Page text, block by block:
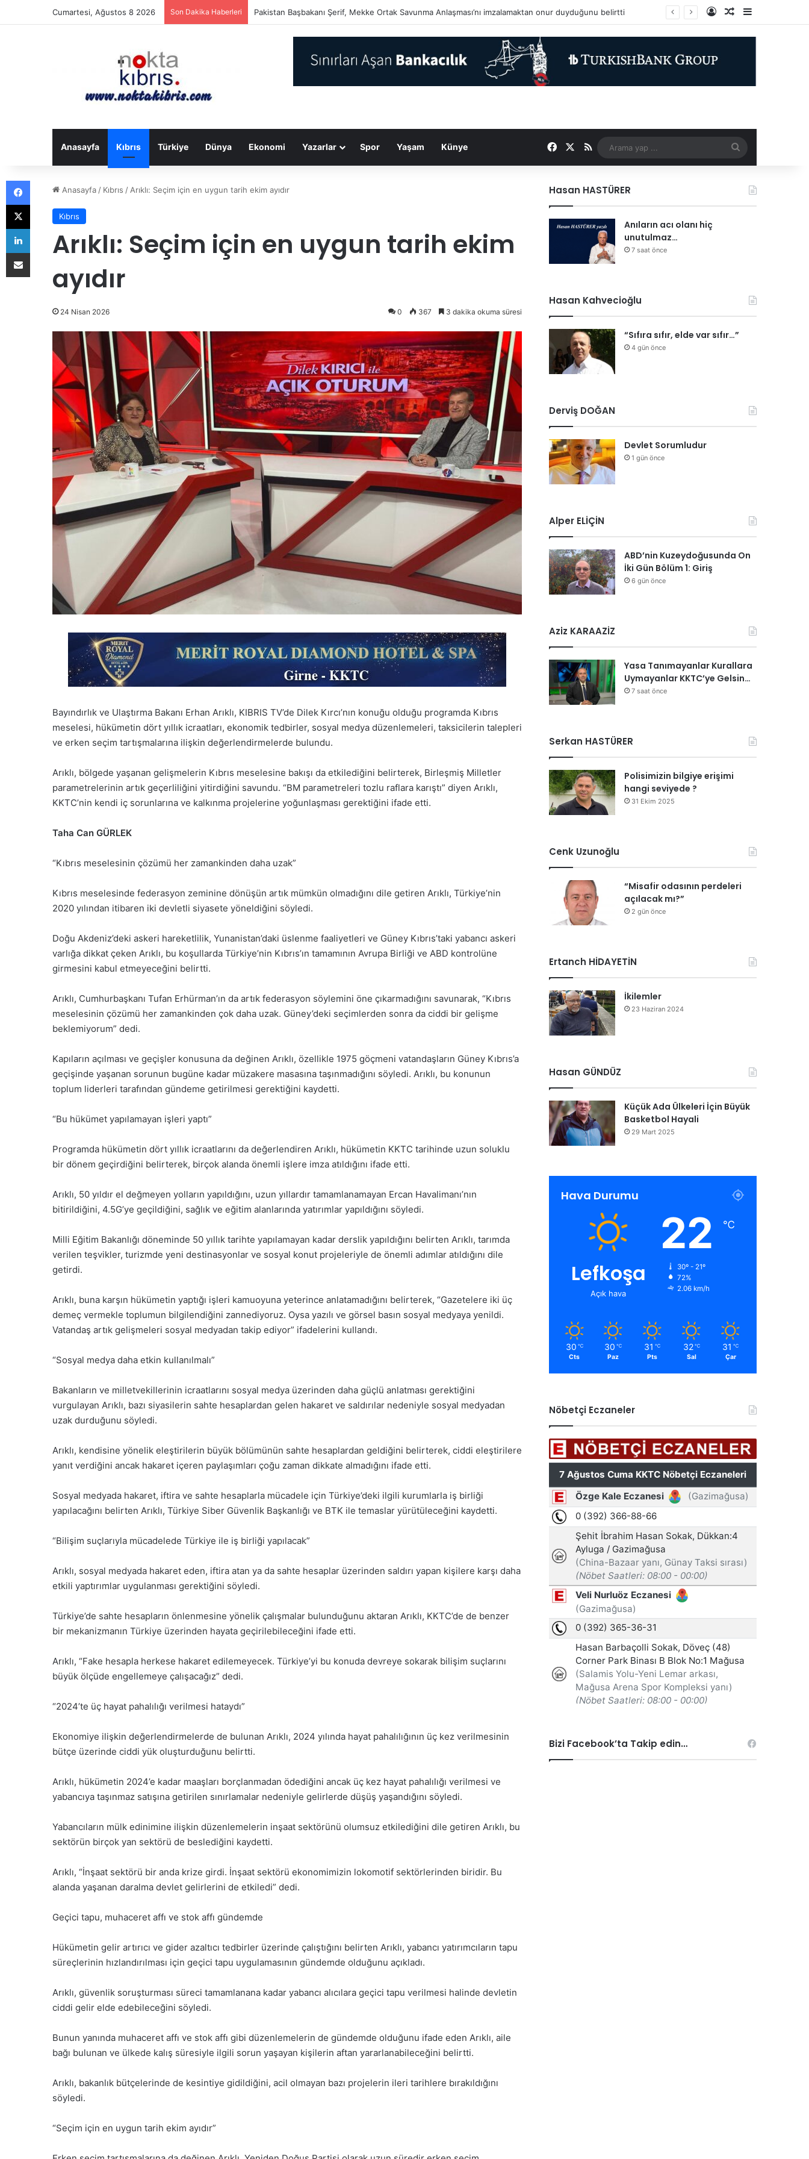
Cumartesi, Ağustos 8 2026 Son Dakika Haberleri Anıların acı olanı hiç unutulmaz… Kayıt OlRastgele Makale
Anasayfa Kıbrıs Türkiye Dünya Ekonomi Yazarlar Spor Yaşam Künye FacebookRSS
yap
Anasayfa / Kıbrıs / Arıklı: Seçim için en uygun tarih ekim ayıdır
Kıbrıs
Arıklı: Seçim için en uygun tarih ekim
ayıdır
24 Nisan 2026 0 367 3 dakika okuma süresi
Bayındırlık ve Ulaştırma Bakanı Erhan Arıklı, KIBRIS TV’de Dilek Kırcı’nın konuğu olduğu programda Kıbrıs
meselesi, hükümetin dört yıllık icraatları, ekonomik tedbirler, sosyal medya düzenlemeleri, taksicilerin talepleri
ve erken seçim tartışmalarına ilişkin değerlendirmelerde bulundu.
Arıklı, bölgede yaşanan gelişmelerin Kıbrıs meselesine bakışı da etkilediğini belirterek, Birleşmiş Milletler
parametrelerinin artık geçerliliğini yitirdiğini savundu. “BM parametreleri tozlu raflara karıştı” diyen Arıklı,
KKTC’nin kendi iç sorunlarına ve kalkınma projelerine yoğunlaşması gerektiğini ifade etti.
Taha Can GÜRLEK
“Kıbrıs meselesinin çözümü her zamankinden daha uzak”
Kıbrıs meselesinde federasyon zeminine dönüşün artık mümkün olmadığını dile getiren Arıklı, Türkiye’nin
2020 yılından itibaren iki devletli siyasete yöneldiğini söyledi.
Doğu Akdeniz’deki askeri hareketlilik, Yunanistan’daki üslenme faaliyetleri ve Güney Kıbrıs’taki yabancı askeri
varlığa dikkat çeken Arıklı, bu koşullarda Türkiye’nin Kıbrıs’ın tamamının Avrupa Birliği ve ABD kontrolüne
girmesini kabul etmeyeceğini belirtti.
Arıklı, Cumhurbaşkanı Tufan Erhürman’ın da artık federasyon söylemini öne çıkarmadığını savunarak, “Kıbrıs
meselesinin çözümü her zamankinden çok daha uzak. Güney’deki seçimlerden sonra da ciddi bir gelişme
beklemiyorum” dedi.
Kapıların açılması ve geçişler konusuna da değinen Arıklı, özellikle 1975 göçmeni vatandaşların Güney Kıbrıs’a
geçişinde yaşanan sorunun bugüne kadar müzakere masasına taşınmadığını söyledi. Arıklı, bu konunun
toplum liderleri tarafından gündeme getirilmesi gerektiğini kaydetti.
“Bu hükümet yapılamayan işleri yaptı”
Programda hükümetin dört yıllık icraatlarını da değerlendiren Arıklı, hükümetin KKTC tarihinde uzun soluklu
bir dönem geçirdiğini belirterek, birçok alanda önemli işlere imza atıldığını ifade etti.
Arıklı, 50 yıldır el değmeyen yolların yapıldığını, uzun yıllardır tamamlanamayan Ercan Havalimanı’nın
bitirildiğini, 4.5G’ye geçildiğini, sağlık ve eğitim alanlarında yatırımlar yapıldığını söyledi.
Milli Eğitim Bakanlığı döneminde 50 yıllık tarihte yapılamayan kadar derslik yapıldığını belirten Arıklı, tarımda
verilen teşvikler, turizmde yeni destinasyonlar ve sosyal konut projeleriyle de önemli adımlar atıldığını dile
getirdi.
Arıklı, buna karşın hükümetin yaptığı işleri kamuoyuna yeterince anlatamadığını belirterek, “Gazetelere iki üç
demeç vermekle toplumun bilgilendiğini zannediyoruz. Oysa yazılı ve görsel basın sosyal medyaya yenildi.
Vatandaş artık gelişmeleri sosyal medyadan takip ediyor” ifadelerini kullandı.
“Sosyal medya daha etkin kullanılmalı”
Bakanların ve milletvekillerinin icraatlarını sosyal medya üzerinden daha güçlü anlatması gerektiğini
vurgulayan Arıklı, bazı siyasilerin sahte hesaplardan gelen hakaret ve saldırılar nedeniyle sosyal medyadan
uzak durduğunu söyledi.
Arıklı, kendisine yönelik eleştirilerin büyük bölümünün sahte hesaplardan geldiğini belirterek, ciddi eleştirilere
yanıt verdiğini ancak hakaret içeren paylaşımları çoğu zaman dikkate almadığını ifade etti.
Sosyal medyada hakaret, iftira ve sahte hesaplarla mücadele için Türkiye’deki ilgili kurumlarla iş birliği
yapılacağını belirten Arıklı, Türkiye Siber Güvenlik Başkanlığı ve BTK ile temaslar yürütüleceğini kaydetti.
“Bilişim suçlarıyla mücadelede Türkiye ile iş birliği yapılacak”
Arıklı, sosyal medyada hakaret eden, iftira atan ya da sahte hesaplar üzerinden saldırı yapan kişilere karşı daha
etkili yaptırımlar uygulanması gerektiğini söyledi.
Türkiye’de sahte hesapların önlenmesine yönelik çalışmalar bulunduğunu aktaran Arıklı, KKTC’de de benzer
bir mekanizmanın Türkiye üzerinden hayata geçirilebileceğini ifade etti.
Arıklı, “Fake hesapla herkese hakaret edilemeyecek. Türkiye’yi bu konuda devreye sokarak bilişim suçlarını
büyük ölçüde engellemeye çalışacağız” dedi.
“2024’te üç hayat pahalılığı verilmesi hataydı”
Ekonomiye ilişkin değerlendirmelerde de bulunan Arıklı, 2024 yılında hayat pahalılığının üç kez verilmesinin
bütçe üzerinde ciddi yük oluşturduğunu belirtti.
Arıklı, hükümetin 2024’e kadar maaşları borçlanmadan ödediğini ancak üç kez hayat pahalılığı verilmesi ve
yabancıya taşınmaz satışına getirilen sınırlamalar nedeniyle gelirlerde düşüş yaşandığını söyledi.
Yabancıların mülk edinimine ilişkin düzenlemelerin inşaat sektörünü olumsuz etkilediğini dile getiren Arıklı, bu
sektörün birçok yan sektörü de beslediğini kaydetti.
Arıklı, “İnşaat sektörü bir anda krize girdi. İnşaat sektörü ekonomimizin lokomotif sektörlerinden biridir. Bu
alanda yaşanan daralma devlet gelirlerini de etkiledi” dedi.
Geçici tapu, muhaceret affı ve stok affı gündemde
Hükümetin gelir artırıcı ve gider azaltıcı tedbirler üzerinde çalıştığını belirten Arıklı, yabancı yatırımcıların tapu
süreçlerinin hızlandırılması için geçici tapu uygulamasının gündemde olduğunu açıkladı.
Arıklı, güvenlik soruşturması süreci tamamlanana kadar yabancı alıcılara geçici tapu verilmesi halinde devletin
ciddi gelir elde edebileceğini söyledi.
Bunun yanında muhaceret affı ve stok affı gibi düzenlemelerin de gündemde olduğunu ifade eden Arıklı, aile
bağı bulunan ve ülkede kalış süresiyle ilgili sorun yaşayan kişilerin aftan yararlanabileceğini belirtti.
Arıklı, bakanlık bütçelerinde de kesintiye gidildiğini, acil olmayan bazı projelerin ileri tarihlere bırakıldığını
söyledi.
“Seçim için en uygun tarih ekim ayıdır”
Hasan HASTÜRER
Anıların acı olanı hiç
unutulmaz…
7 saat önce
Hasan Kahvecioğlu
“Sıfıra sıfır, elde var sıfır…”
4 gün önce
Derviş DOĞAN
Devlet Sorumludur
1 gün önce
Alper ELİÇİN
ABD’nin Kuzeydoğusunda On
İki Gün Bölüm 1: Giriş
6 gün önce
Aziz KARAAZİZ
Yasa Tanımayanlar Kurallara
Uymayanlar KKTC’ye Gelsin…
7 saat önce
Serkan HASTÜRER
Polisimizin bilgiye erişimi
hangi seviyede ?
31 Ekim 2025
Cenk Uzunoğlu
“Misafir odasının perdeleri
açılacak mı?”
2 gün önce
Ertanch HİDAYETİN
İkilemler
23 Haziran 2024
Hasan GÜNDÜZ
Küçük Ada Ülkeleri İçin Büyük
Basketbol Hayali
29 Mart 2025
Hava Durumu
Lefkoşa
Açık hava
22 ℃
30º - 21º
72%
2.06 km/h
30 ℃
Cts
30 ℃
Paz
31 ℃
Pts
32 ℃
Sal
31 ℃
Çar
Nöbetçi Eczaneler
Bizi Facebook’ta Takip edin…
E-Posta ile paylaş